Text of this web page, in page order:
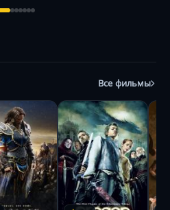
Все фильмы